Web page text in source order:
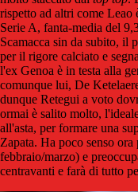
rispetto ad altri come Leao
Serie A, fanta-media del
Scamacca sin da subito, il
per il rigore calciato e
l'ex Genoa è in testa alla
comunque lui, De
dunque Retegui a voto
ormai è salito molto,
all'asta, per formare una
Zapata. Ha poco senso
febbraio/marzo) e
centravanti e farà di tutto